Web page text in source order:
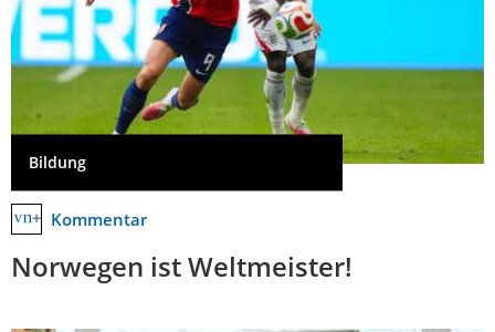
Bildung
Kommentar
Norwegen ist Weltmeister!